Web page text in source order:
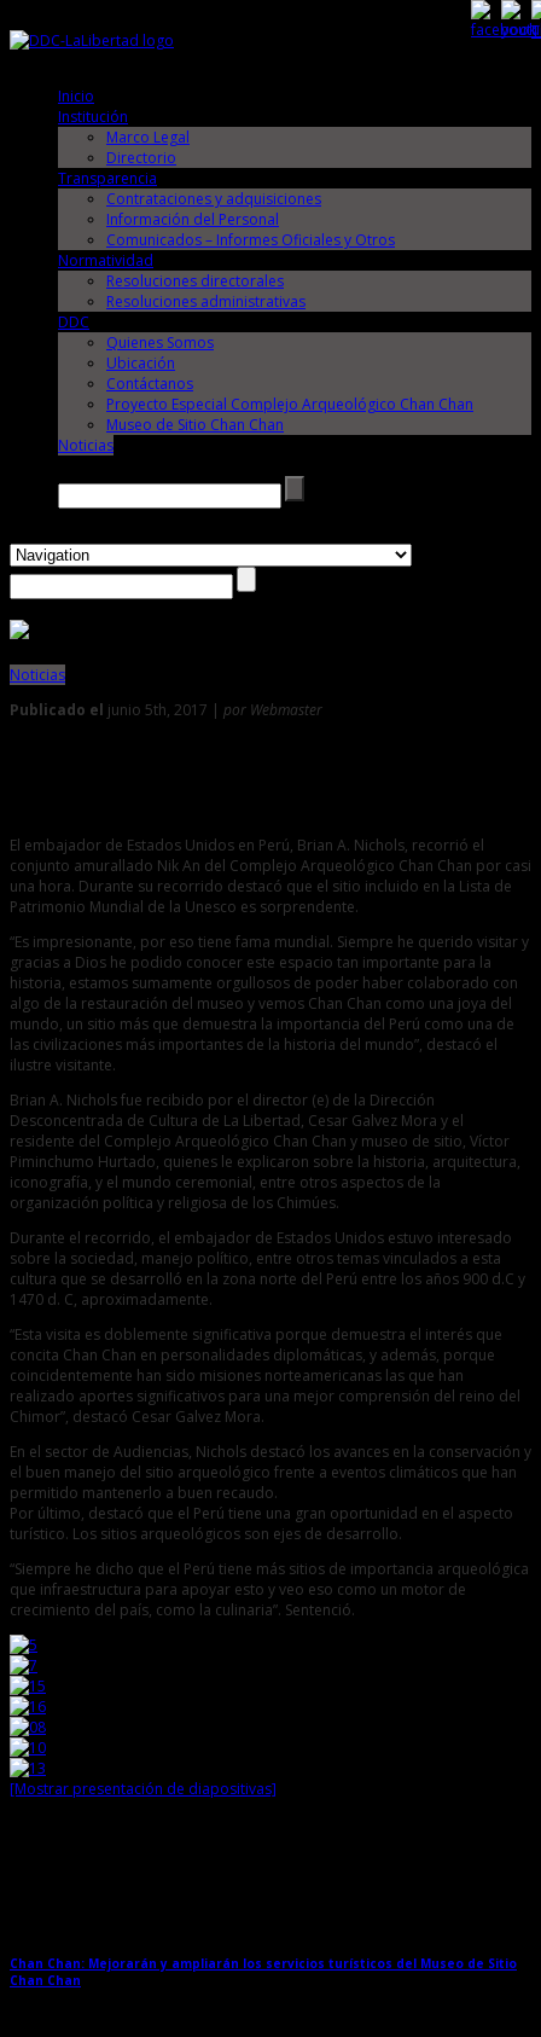
Inicio
Institución
Marco Legal
Directorio
Transparencia
Contrataciones y adquisiciones
Información del Personal
Comunicados – Informes Oficiales y Otros
Normatividad
Resoluciones directorales
Resoluciones administrativas
DDC
Quienes Somos
Ubicación
Contáctanos
Proyecto Especial Complejo Arqueológico Chan Chan
Museo de Sitio Chan Chan
Noticias
Noticias
Publicado el junio 5th, 2017 | por Webmaster
El embajador de Estados Unidos en Perú, Brian A. Nichols, recorrió el
conjunto amurallado Nik An del Complejo Arqueológico Chan Chan por casi
una hora. Durante su recorrido destacó que el sitio incluido en la Lista de
Patrimonio Mundial de la Unesco es sorprendente.
“Es impresionante, por eso tiene fama mundial. Siempre he querido visitar y
gracias a Dios he podido conocer este espacio tan importante para la
historia, estamos sumamente orgullosos de poder haber colaborado con
algo de la restauración del museo y vemos Chan Chan como una joya del
mundo, un sitio más que demuestra la importancia del Perú como una de
las civilizaciones más importantes de la historia del mundo”, destacó el
ilustre visitante.
Brian A. Nichols fue recibido por el director (e) de la Dirección
Desconcentrada de Cultura de La Libertad, Cesar Galvez Mora y el
residente del Complejo Arqueológico Chan Chan y museo de sitio, Víctor
Piminchumo Hurtado, quienes le explicaron sobre la historia, arquitectura,
iconografía, y el mundo ceremonial, entre otros aspectos de la
organización política y religiosa de los Chimúes.
Durante el recorrido, el embajador de Estados Unidos estuvo interesado
sobre la sociedad, manejo político, entre otros temas vinculados a esta
cultura que se desarrolló en la zona norte del Perú entre los años 900 d.C y
1470 d. C, aproximadamente.
“Esta visita es doblemente significativa porque demuestra el interés que
concita Chan Chan en personalidades diplomáticas, y además, porque
coincidentemente han sido misiones norteamericanas las que han
realizado aportes significativos para una mejor comprensión del reino del
Chimor”, destacó Cesar Galvez Mora.
En el sector de Audiencias, Nichols destacó los avances en la conservación y
el buen manejo del sitio arqueológico frente a eventos climáticos que han
permitido mantenerlo a buen recaudo.
Por último, destacó que el Perú tiene una gran oportunidad en el aspecto
turístico. Los sitios arqueológicos son ejes de desarrollo.
“Siempre he dicho que el Perú tiene más sitios de importancia arqueológica
que infraestructura para apoyar esto y veo eso como un motor de
crecimiento del país, como la culinaria”. Sentenció.
[Mostrar presentación de diapositivas]
Chan Chan: Mejorarán y ampliarán los servicios turísticos del Museo de Sitio
Chan Chan